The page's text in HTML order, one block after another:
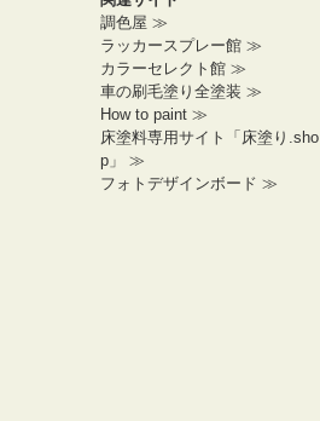
調色屋 ≫
ラッカースプレー館 ≫
カラーセレクト館 ≫
車の刷毛塗り全塗装 ≫
How to paint ≫
床塗料専用サイト「床塗り.sho
p」 ≫
フォトデザインボード ≫